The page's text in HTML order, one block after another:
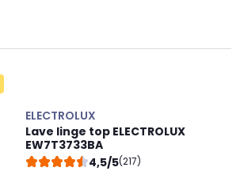
ELECTROLUX
Lave linge top ELECTROLUX
EW7T3733BA
4,5/5(217)